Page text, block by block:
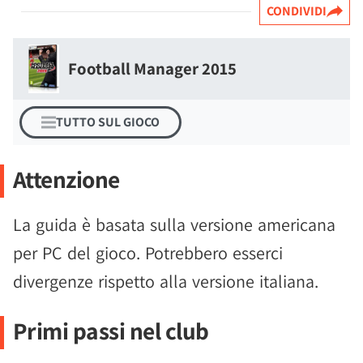
CONDIVIDI
Football Manager 2015
TUTTO SUL GIOCO
Attenzione
La guida è basata sulla versione americana
per PC del gioco. Potrebbero esserci
divergenze rispetto alla versione italiana.
Primi passi nel club